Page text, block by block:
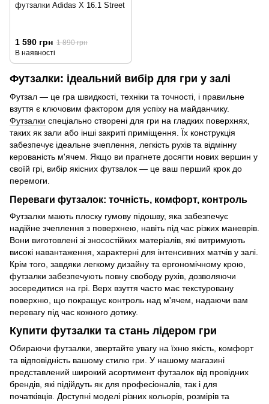
футзалки Adidas X 16.1 Street
1 590 грн 1 890 грн
В наявності
Футзалки: ідеальний вибір для гри у залі
Футзал — це гра швидкості, техніки та точності, і правильне
взуття є ключовим фактором для успіху на майданчику.
Футзалки спеціально створені для гри на гладких поверхнях,
таких як зали або інші закриті приміщення. Їх конструкція
забезпечує ідеальне зчеплення, легкість рухів та відмінну
керованість м'ячем. Якщо ви прагнете досягти нових вершин у
своїй грі, вибір якісних футзалок — це ваш перший крок до
перемоги.
Переваги футзалок: точність, комфорт, контроль
Футзалки мають плоску гумову підошву, яка забезпечує
надійне зчеплення з поверхнею, навіть під час різких маневрів.
Вони виготовлені зі зносостійких матеріалів, які витримують
високі навантаження, характерні для інтенсивних матчів у залі.
Крім того, завдяки легкому дизайну та ергономічному крою,
футзалки забезпечують повну свободу рухів, дозволяючи
зосередитися на грі. Верх взуття часто має текстуровану
поверхню, що покращує контроль над м'ячем, надаючи вам
перевагу під час кожного дотику.
Купити футзалки та стань лідером гри
Обираючи футзалки, звертайте увагу на їхню якість, комфорт
та відповідність вашому стилю гри. У нашому магазині
представлений широкий асортимент футзалок від провідних
брендів, які підійдуть як для професіоналів, так і для
початківців. Доступні моделі різних кольорів, розмірів та